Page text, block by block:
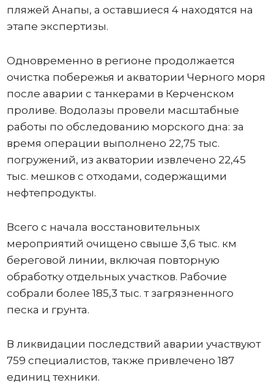
пляжей Анапы, а оставшиеся 4 находятся на
этапе экспертизы.
Одновременно в регионе продолжается
очистка побережья и акватории Черного моря
после аварии с танкерами в Керченском
проливе. Водолазы провели масштабные
работы по обследованию морского дна: за
время операции выполнено 22,75 тыс.
погружений, из акватории извлечено 22,45
тыс. мешков с отходами, содержащими
нефтепродукты.
Всего с начала восстановительных
мероприятий очищено свыше 3,6 тыс. км
береговой линии, включая повторную
обработку отдельных участков. Рабочие
собрали более 185,3 тыс. т загрязненного
песка и грунта.
В ликвидации последствий аварии участвуют
759 специалистов, также привлечено 187
единиц техники.